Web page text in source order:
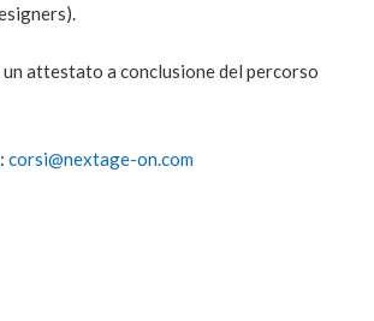
attestato a conclusione del percorso
: corsi@nextage-on.com